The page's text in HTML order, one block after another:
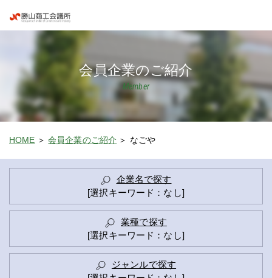
会員企業のご紹介
Member
HOME 会員企業のご紹介 なごや
企業名で探す
[選択キーワード：なし]
業種で探す
[選択キーワード：なし]
ジャンルで探す